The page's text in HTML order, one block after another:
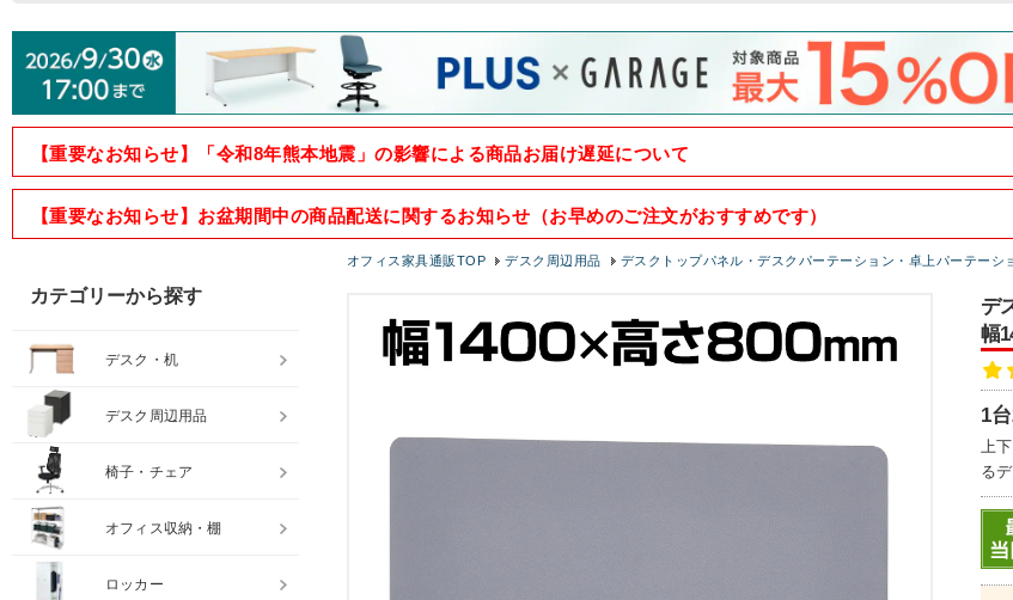
【重要なお知らせ】「令和8年熊本地震」の影響による商品お届け遅延について
【重要なお知らせ】お盆期間中の商品配送に関するお知らせ（お早めのご注文がおすすめです）
オフィス家具通販TOP デスク周辺用品 デスクトップパネル・デスクパーテーション・卓上パーテーシ
デ
幅
1
上
る
カテゴリーから探す
デスク・机
デスク周辺用品
椅子・チェア
オフィス収納・棚
ロッカー